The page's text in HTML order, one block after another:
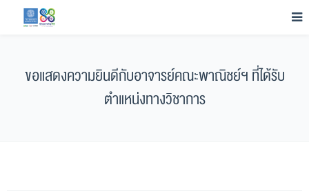
ขอแสดงความยินดีกับอาจารย์คณะพาณิชย์ฯ ที่ได้รับ
ตำแหน่งทางวิชาการ